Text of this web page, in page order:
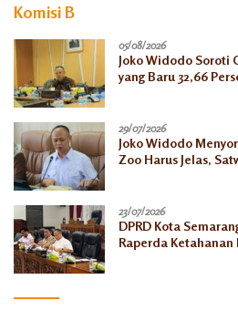
Komisi B
05/08/2026
Joko Widodo Soroti
yang Baru 32,66
29/07/2026
Joko Widodo
Zoo Harus Jelas,
23/07/2026
DPRD Kota
Raperda Ketahanan